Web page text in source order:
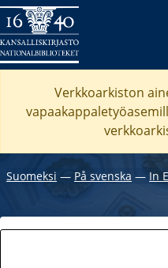
Verkkoarkiston
Suomeksi ― På svenska ― In